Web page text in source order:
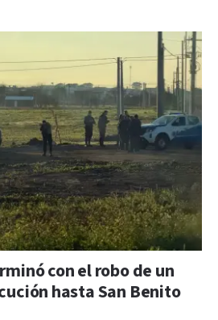
con el robo de un
hasta San Benito